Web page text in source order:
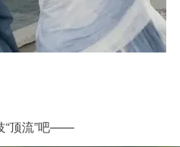
“顶流”吧——